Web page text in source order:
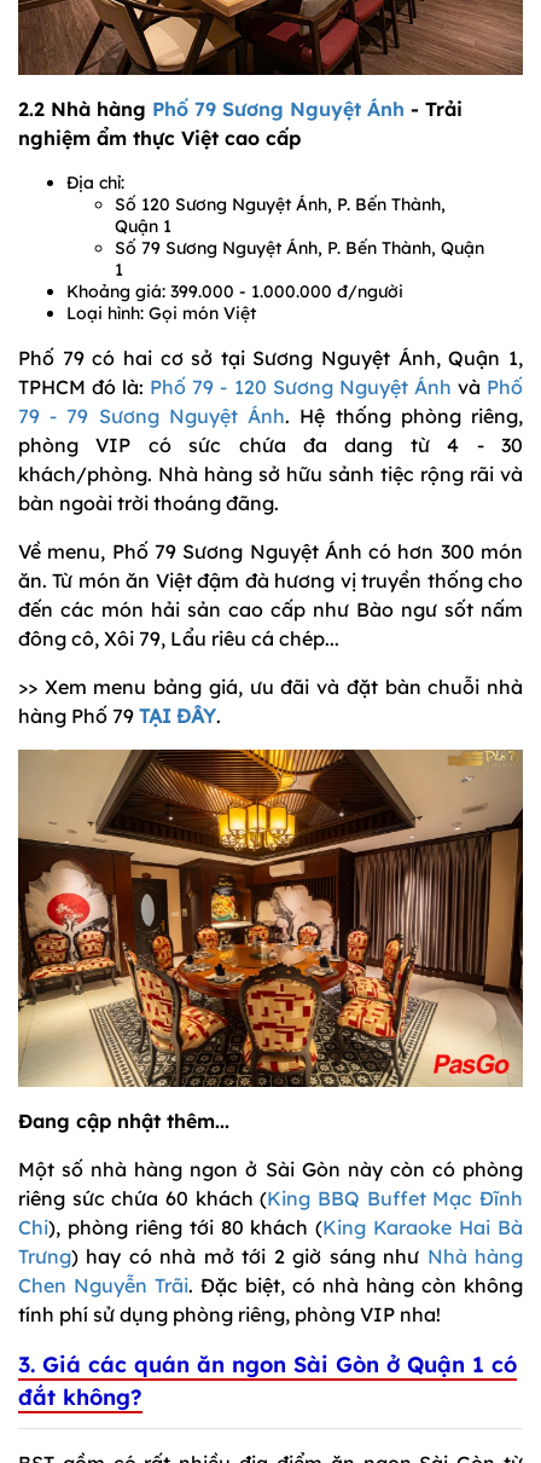
2.2 Nhà hàng Phố 79 Sương Nguyệt Ánh - Trải
nghiệm ẩm thực Việt cao cấp
Địa chỉ:
Số 120 Sương Nguyệt Ánh, P. Bến Thành,
Quận 1
Số 79 Sương Nguyệt Ánh, P. Bến Thành, Quận
1
Khoảng giá: 399.000 - 1.000.000 đ/người
Loại hình: Gọi món Việt
Phố 79 có hai cơ sở tại Sương Nguyệt Ánh, Quận 1,
TPHCM đó là: Phố 79 - 120 Sương Nguyệt Ánh và Phố
79 - 79 Sương Nguyệt Ánh. Hệ thống phòng riêng,
phòng VIP có sức chứa đa dang từ 4 - 30
khách/phòng. Nhà hàng sở hữu sảnh tiệc rộng rãi và
bàn ngoài trời thoáng đãng.
Về menu, Phố 79 Sương Nguyệt Ánh có hơn 300 món
ăn. Từ món ăn Việt đậm đà hương vị truyền thống cho
đến các món hải sản cao cấp như Bào ngư sốt nấm
đông cô, Xôi 79, Lẩu riêu cá chép...
>> Xem menu bảng giá, ưu đãi và đặt bàn chuỗi nhà
hàng Phố 79 TẠI ĐÂY.
Đang cập nhật thêm...
Một số nhà hàng ngon ở Sài Gòn này còn có phòng
riêng sức chứa 60 khách (King BBQ Buffet Mạc Đĩnh
Chi), phòng riêng tới 80 khách (King Karaoke Hai Bà
Trưng) hay có nhà mở tới 2 giờ sáng như Nhà hàng
Chen Nguyễn Trãi. Đặc biệt, có nhà hàng còn không
tính phí sử dụng phòng riêng, phòng VIP nha!
3. Giá các quán ăn ngon Sài Gòn ở Quận 1 có
đắt không?